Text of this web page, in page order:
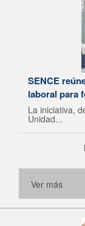
SENCE
laboral para
La iniciativa,
Unidad...
Ver más